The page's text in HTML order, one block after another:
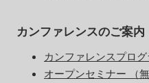
カンファレンスのご案内
カンファレンスプロ
オープンセミナー （